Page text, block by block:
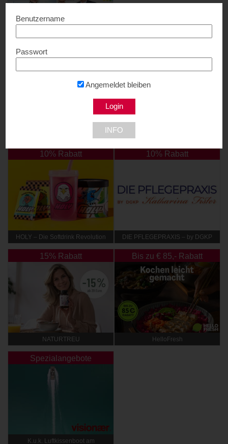
Doktor Wasser
10% Rabatt
HOLY – Die Softdrink Revolution
10% Rabatt
DIE PFLEGEPRAXIS – by DGKP
15% Rabatt
NATURTREU
Bis zu € 85,- Rabatt
HelloFresh
Spezialangebote
K.u.k. Luftkissenboot am
Benutzername
Passwort
Angemeldet bleiben
INFO